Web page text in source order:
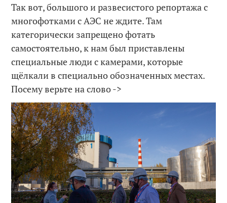
Так вот, большого и развесистого репортажа с
многофотками с АЭС не ждите. Там
категорически запрещено фотать
самостоятельно, к нам был приставлены
специальные люди с камерами, которые
щёлкали в специально обозначенных местах.
Посему верьте на слово ->